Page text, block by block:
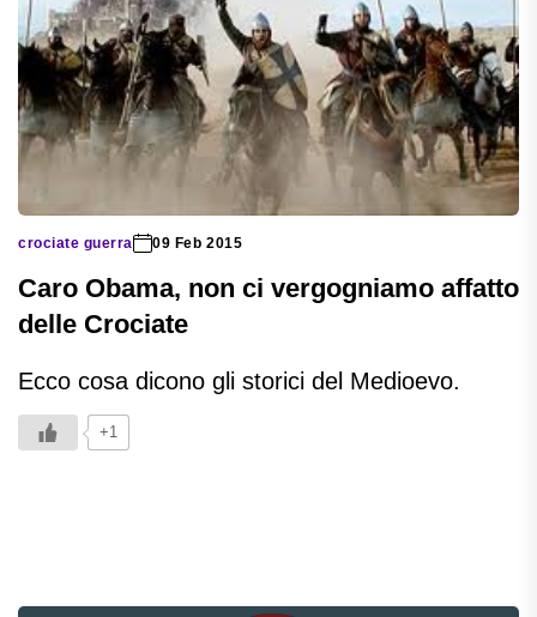
crociate guerra 09 Feb 2015
Caro Obama, non ci vergogniamo affatto
delle Crociate
Ecco cosa dicono gli storici del Medioevo.
+1